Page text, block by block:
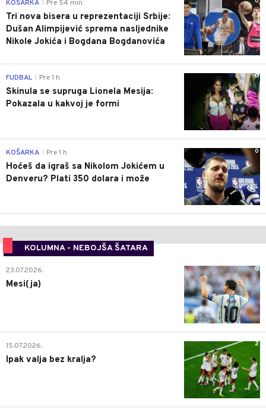
KOŠARKA Pre 54 min
Tri nova bisera u reprezentaciji Srbije:
Dušan Alimpijević sprema nasljednike
Nikole Jokića i Bogdana Bogdanovića
0
FUDBAL Pre 1 h
Skinula se supruga Lionela Mesija:
Pokazala u kakvoj je formi
0
KOŠARKA Pre 1 h
Hoćeš da igraš sa Nikolom Jokićem u
Denveru? Plati 350 dolara i može
KOLUMNA - NEBOJŠA ŠATARA
0
23.07.2026.
Mesi(ja)
2
15.07.2026.
Ipak valja bez kralja?